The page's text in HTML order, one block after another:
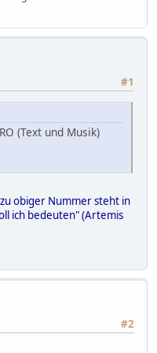
#1
(Text und Musik)
obiger Nummer steht in
ich bedeuten" (Artemis
#2